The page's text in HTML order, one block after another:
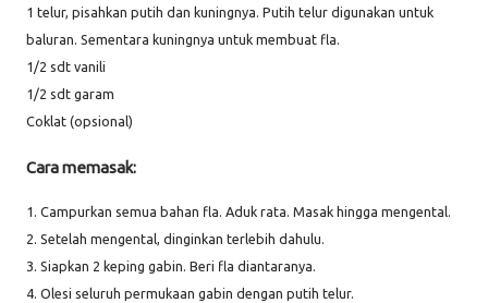
1 telur, pisahkan putih dan kuningnya. Putih telur digunakan untuk
baluran. Sementara kuningnya untuk membuat fla.
1/2 sdt vanili
1/2 sdt garam
Coklat (opsional)
Cara memasak:
1. Campurkan semua bahan fla. Aduk rata. Masak hingga mengental.
2. Setelah mengental, dinginkan terlebih dahulu.
3. Siapkan 2 keping gabin. Beri fla diantaranya.
4. Olesi seluruh permukaan gabin dengan putih telur.